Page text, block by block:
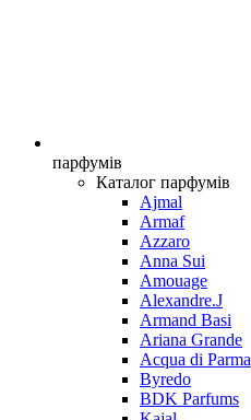
парфумів
Каталог парфумів
Ajmal
Armaf
Azzaro
Anna Sui
Amouage
Alexandre.J
Armand Basi
Ariana Grande
Acqua di Parma
Byredo
BDK Parfums